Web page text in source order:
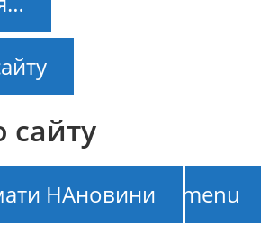
сайту
фото матері та
TOP-menu
НАновини